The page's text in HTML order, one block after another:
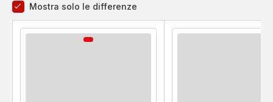
Mostra solo le differenze